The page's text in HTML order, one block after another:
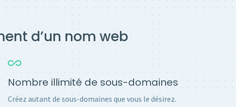
d’un nom web
Nombre illimité de sous-domaines
Créez autant de sous-domaines que vous le désirez.